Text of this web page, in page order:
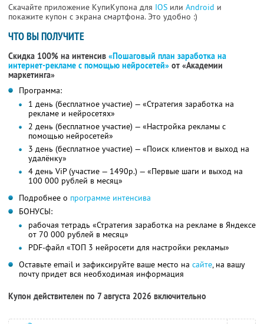
Скачайте приложение КупиКупона для IOS или Android и
покажите купон с экрана смартфона. Это удобно :)
ЧТО ВЫ ПОЛУЧИТЕ
Скидка 100% на интенсив «Пошаговый план заработка на
интернет-рекламе с помощью нейросетей» от «Академии
маркетинга»
Программа:
1 день (бесплатное участие) — «Стратегия заработка на
рекламе и нейросетях»
2 день (бесплатное участие) — «Настройка рекламы с
помощью нейросетей»
3 день (бесплатное участие) — «Поиск клиентов и выход на
удалёнку»
4 день ViP (участие — 1490р.) — «Первые шаги и выход на
100 000 рублей в месяц»
Подробнее о программе интенсива
БОНУСЫ:
рабочая тетрадь «Стратегия заработка на рекламе в Яндексе
от 70 000 рублей в месяц»
PDF-файл «ТОП 3 нейросети для настройки рекламы»
Оставьте email и зафиксируйте ваше место на сайте, на вашу
почту придет вся необходимая информация
Купон действителен по 7 августа 2026 включительно